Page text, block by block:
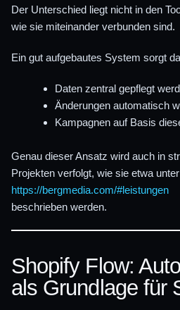
Der Unterschied liegt nicht in den
wie sie miteinander verbunden sind.
Ein gut aufgebautes System sorgt
Daten zentral gepflegt
Änderungen automatisch
Kampagnen auf Basis
Genau dieser Ansatz wird auch in
Projekten verfolgt, wie sie etwa unter
https://bergmedia.com/#leistungen
beschrieben werden.
Shopify Flow:
als Grundlage für